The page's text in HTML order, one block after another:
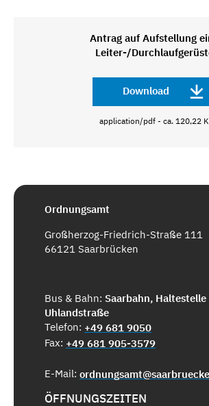
Antrag auf Aufstellung
Leiter-/
Download
application/pdf - ca. 120,22
Ordnungsamt
Großherzog-Friedrich-Straße 111
66121 Saarbrücken
Bus & Bahn: Saarbahn, Haltestelle
Uhlandstraße
Telefon: +49 681 9050
Fax: +49 681 905-3579
E-Mail:
ÖFFNUNGSZEITEN